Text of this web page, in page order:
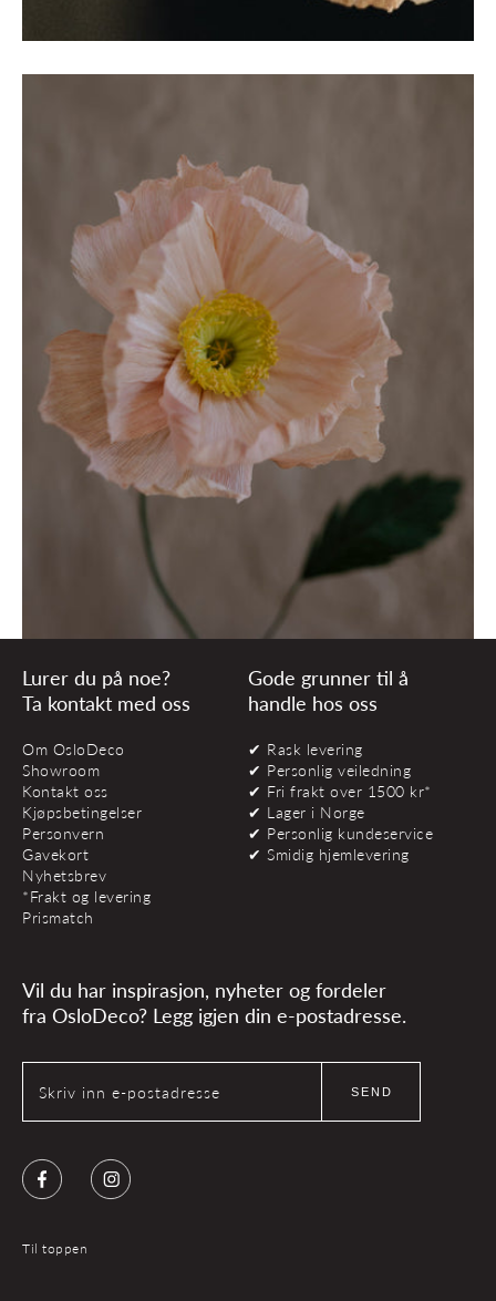
Lurer du på noe?
Ta kontakt med oss
Om OsloDeco
Showroom
Kontakt oss
Kjøpsbetingelser
Personvern
Gavekort
Nyhetsbrev
*Frakt og levering
Prismatch
Gode grunner til å
handle hos oss
✔ Rask levering
✔ Personlig veiledning
✔ Fri frakt over 1500 kr*
✔ Lager i Norge
✔ Personlig kundeservice
✔ Smidig hjemlevering
Vil du har inspirasjon, nyheter og fordeler
fra OsloDeco? Legg igjen din e-postadresse.
Skriv inn e-postadresse SEND
FacebookInstagram
Til toppen